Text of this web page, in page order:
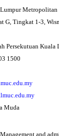
G, Tingkat 1-3,
Persekutuan Kuala
1500
Muda
and